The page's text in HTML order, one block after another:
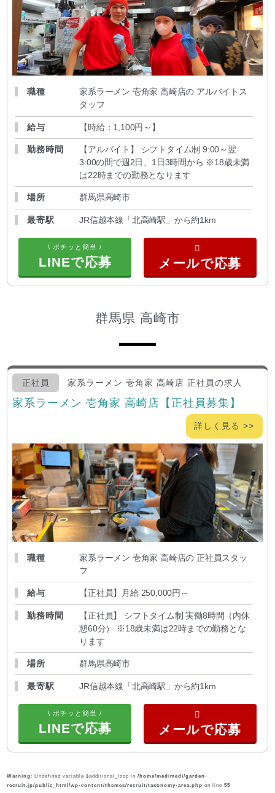
職種
家系ラーメン 壱角家 高崎店の アルバイトス
タッフ
給与 【時給：1,100円～ 】
勤務時間
【アルバイト】 シフトタイム制 9:00～翌
3:00の間で週2日、1日3時間から ※18歳未満
は22時までの勤務となります
場所 群馬県高崎市
最寄駅 JR信越本線「北高崎駅」から約1km
\ ポチッと簡単 /
LINEで応募
群馬県 高崎市
正社員 家系ラーメン 壱角家 高崎店 正社員の求人
家系ラーメン 壱角家 高崎店【正社員募集】
詳しく見る >>
職種
家系ラーメン 壱角家 高崎店の 正社員スタッ
フ
給与 【正社員】月給 250,000円～
勤務時間
【正社員】 シフトタイム制 実働8時間（内休
憩60分） ※18歳未満は22時までの勤務とな
ります
場所 群馬県高崎市
最寄駅 JR信越本線「北高崎駅」から約1km
\ ポチッと簡単 /
LINEで応募
Warning: Undefined variable $additional_loop in/home/medimedi/garden-
recruit.jp/public_html/wp-content/themes/recruit/taxonomy-area.php on line55